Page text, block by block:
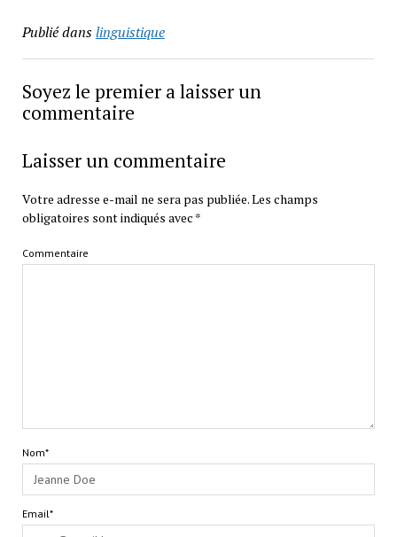
Publié danslinguistique
Soyez le premier a laisser un
commentaire
Laisser un commentaire
Votre adresse e-mail ne sera pas publiée.Les champs
obligatoires sont indiqués avec *
Commentaire
Nom*
Email*